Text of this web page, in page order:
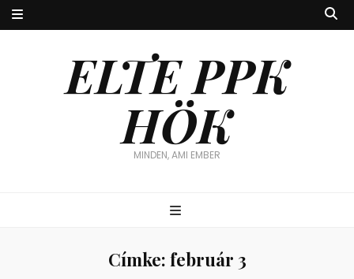
ELTE PPK
HÖK
MINDEN, AMI EMBER
Címke: február 3